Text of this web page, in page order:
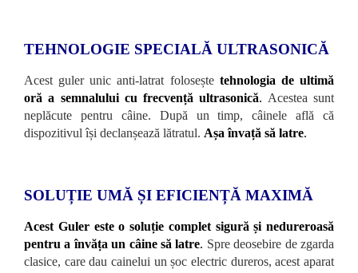
TEHNOLOGIE SPECIALĂ ULTRASONICĂ
Acest guler unic anti-latrat folosește tehnologia de ultimă
oră a semnalului cu frecvență ultrasonică. Acestea sunt
neplăcute pentru câine. După un timp, câinele află că
dispozitivul își declanșează lătratul. Așa învață să latre.
SOLUȚIE UMĂ ȘI EFICIENȚĂ MAXIMĂ
Acest Guler este o soluție complet sigură și nedureroasă
pentru a învăța un câine să latre. Spre deosebire de zgarda
clasice, care dau cainelui un șoc electric dureros, acest aparat